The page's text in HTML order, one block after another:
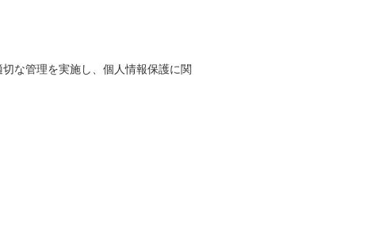
な管理を実施し、個人情報保護に関